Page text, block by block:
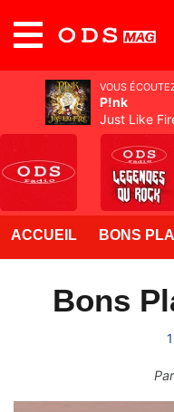
ACCUEIL BONS
Bons
Par
VOUS
P!nk
Just Like